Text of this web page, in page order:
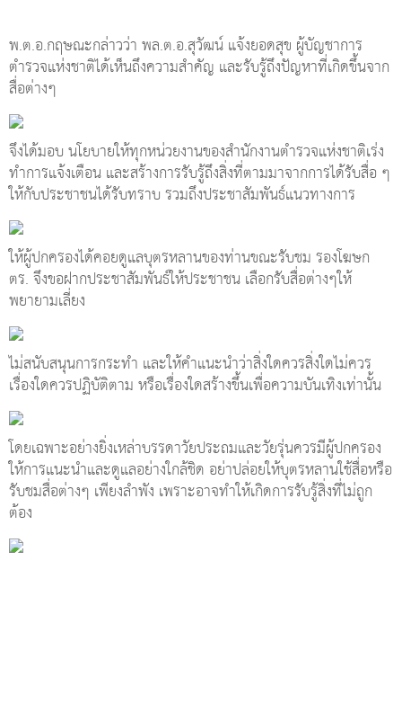
พ.ต.อ.กฤษณะกล่าวว่า พล.ต.อ.สุวัฒน์ แจ้งยอดสุข ผู้บัญชาการ
ตำรวจแห่งชาติได้เห็นถึงความสำคัญ และรับรู้ถึงปัญหาที่เกิดขึ้นจาก
สื่อต่างๆ
จึงได้มอบ นโยบายให้ทุกหน่วยงานของสำนักงานตำรวจแห่งชาติเร่ง
ทำการแจ้งเตือน และสร้างการรับรู้ถึงสิ่งที่ตามมาจากการได้รับสื่อ ๆ
ให้กับประชาชนได้รับทราบ รวมถึงประชาสัมพันธ์แนวทางการ
ให้ผู้ปกครองได้คอยดูแลบุตรหลานของท่านขณะรับชม รองโฆษก
ตร. จึงขอฝากประชาสัมพันธ์ให้ประชาชน เลือกรับสื่อต่างๆให้
พยายามเลี่ยง
ไม่สนับสนุนการกระทำ และให้คำแนะนำว่าสิ่งใดควรสิ่งใดไม่ควร
เรื่องใดควรปฏิบัติตาม หรือเรื่องใดสร้างขึ้นเพื่อความบันเทิงเท่านั้น
โดยเฉพาะอย่างยิ่งเหล่าบรรดาวัยประถมและวัยรุ่นควรมีผู้ปกครอง
ให้การแนะนำและดูแลอย่างใกล้ชิด อย่าปล่อยให้บุตรหลานใช้สื่อหรือ
รับชมสื่อต่างๆ เพียงลำพัง เพราะอาจทำให้เกิดการรับรู้สิ่งที่ไม่ถูก
ต้อง